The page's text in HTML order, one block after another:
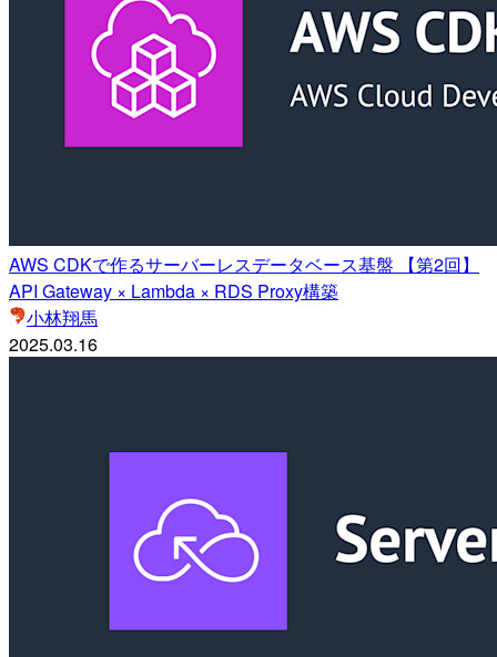
AWS CDKで作るサーバーレスデータベース基盤 【第2回】
API Gateway × Lambda × RDS Proxy構築
小林翔馬
2025.03.16